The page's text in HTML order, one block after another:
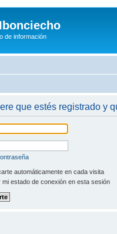
de información
que estés registrado y
automáticamente en cada visita
mi estado de conexión en esta sesión